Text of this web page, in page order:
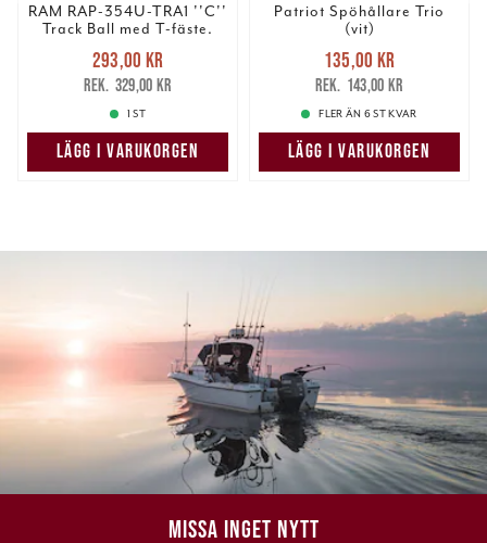
RAM RAP-354U-TRA1 ''C''
Track Ball med T-fäste.
Nuvarande pris
293,00 krTidigare pris
329,00 kr
293,00 kr
329,00 kr
1 ST
LÄGG I VARUKORGEN
Patriot Spöhållare Trio
(vit)
Nuvarande pris
135,00 krTidigare pris
143,00 kr
135,00 kr
143,00 kr
FLER ÄN 6 ST KVAR
LÄGG I VARUKORGEN
MISSA INGET NYTT